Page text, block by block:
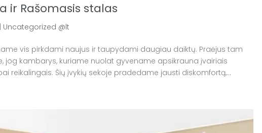
ir Rašomasis stalas
Uncategorized @lt
vis pirkdami naujus ir taupydami daugiau daiktų. Praėjus tam
jog kambarys, kuriame nuolat gyvename apsikrauna įvairiais
reikalingais. Šių įvykių sekoje pradedame jausti diskomfortą,...